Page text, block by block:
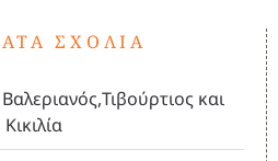
ΣΧΌΛΙΑ
και
Κικιλία